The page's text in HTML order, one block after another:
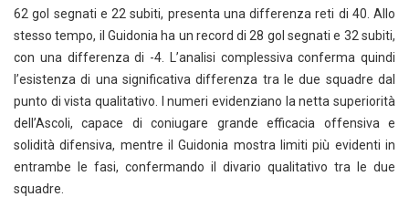
62 gol segnati e 22 subiti, presenta una differenza reti di 40. Allo
stesso tempo, il Guidonia ha un record di 28 gol segnati e 32 subiti,
con una differenza di -4. L’analisi complessiva conferma quindi
l’esistenza di una significativa differenza tra le due squadre dal
punto di vista qualitativo. I numeri evidenziano la netta superiorità
dell’Ascoli, capace di coniugare grande efficacia offensiva e
solidità difensiva, mentre il Guidonia mostra limiti più evidenti in
entrambe le fasi, confermando il divario qualitativo tra le due
squadre.